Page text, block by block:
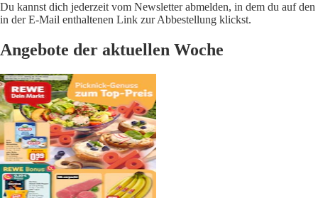
Du kannst dich jederzeit vom Newsletter abmelden, in dem du auf den
in der E-Mail enthaltenen Link zur Abbestellung klickst.
Angebote der aktuellen Woche